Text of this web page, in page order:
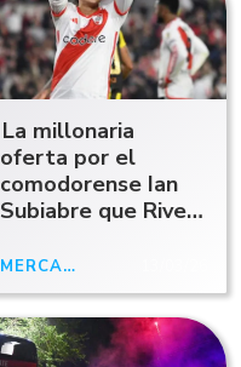
La millonaria
oferta por el
comodorense Ian
Subiabre que River
de Coudet
MERCADO DE PASES